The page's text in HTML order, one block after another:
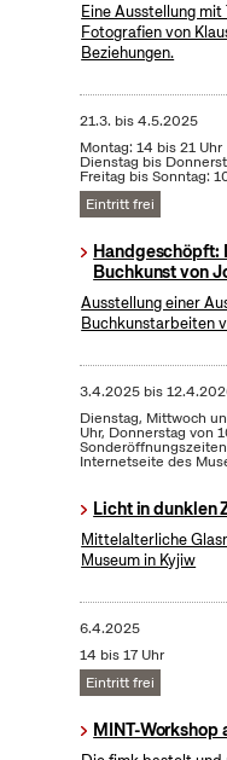
Eine Ausstellung mit
Fotografien von
Beziehungen.
21.3. bis4.5.2025
Montag: 14 bis 21 Uhr
Dienstag bis
Freitag bis Sonntag:
Eintritt frei
Handgeschöpft:
Buchkunst von
Ausstellung einer
Buchkunstarbeiten
3.4.2025bis
Dienstag, Mittwoch
Uhr, Donnerstag von
Internetseite des
Licht in dunklen
Mittelalterliche
Museum in Kyjiw
6.4.2025
14 bis 17 Uhr
Eintritt frei
MINT-Workshop